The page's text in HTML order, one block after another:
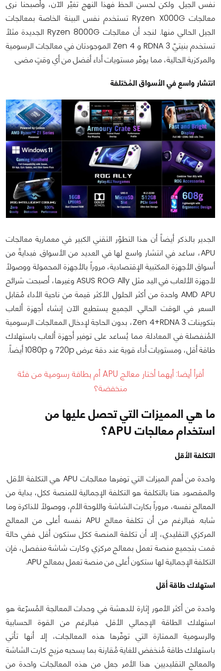
نفس الجيل. ولكن لحسن الحظ فهذا النهج تغيّر الآن، وأصبحنا نرى
معالجات Ryzen X000G تستخدم نفس البينة الخاصة بمعالجات
الجيل الحالي منها. لنجد أن معالجات Ryzen 8000G الجديدة مثلاً
تستخدم بنيتيّ RDNA 3 و Zen 4 الموجودتان في معالجات الرسومية
والمركزية الحالية، مما يوفّر مستويات أداء أفضل من أي وقتٍ مضى.
انتشار واسع في الأسواق المُختلفة
الجدير بالذكر أيضاً أن هذا التطوّر التقني الكبير في معمارية معالجات
APU، ساعد في انتشار واسع لها في العديد من الأسواق. فبدايةً من
أسواق الأجهزة المكتبية الإقتصادية، مروراً بالأجهزة المحمولة ووصولاً
لأجهزة الألعاب في اليد مثل ASUS ROG Ally وغيرها، أصبحت شرائح
AMD APU واحدة من أكثر الحلول الأكثر قيمة من ناحية الأداء مُقابل
السعر في الوقت الحالي. الجميع يستطيع الآن إنشاء أجهزة ألعاب
بتكوينات Zen 4+RDNA 3، بدون الحاجة لإدخال المعالجات الرسومية
المُنفصلة في المعادلة. مما يُساعد على توفير أجهزة ألعاب باستهلاك
طاقة أقل، ومستويات أداء قوية عند دقة عرض 720p و 1080p أيضاً.
أقرأ أيضا:
أيهما أختار معالج APU أم بطاقة رسومية من فئة
منخفضة؟
ما هي المميزات التي تحصل عليها من
استخدام معالجات APU؟
التكلفة الأقل
واحدة من أهم الميزات التي توفرها معالجات APU هي التكلفة الأقل.
والمقصود هنا بالتكلفة هو التكلفة الإجمالية للمنصة ككل، بداية من
المعالج نفسه، مروراً بكارت الشاشة واللوحة الأم، ووصولاً للذاكرة وما
شابه. فبالرغم من أن تكلفة معالج APU نفسه أعلى من المعالج
المركزي التقليدي، إلا أن تكلفة المنصة ككل ستكون أقل. ففي حالة
قمت بتجميع منصة تعمل بمعالج مركزي وكارت شاشة منفصل، فإن
التكلفة الإجمالية لها ستكون أعلى من منصة تعمل بمعالج APU.
استهلاك طاقة أقل
واحدة من أكثر الأمور إثارة للدهشة في وحدات المعالجة المُسرّعة هو
استهلاك الطاقة الإجمالي الأقل. فبالرغم من القوة الحسابية
والرسومية الممتازة التي توفّرها هذه المعالجات، إلا أنها تأتي
باستهلاك طاقة مُنخفض للغاية مُقارنة بما يسحبه مزيج كارت الشاشة
والمعالج التقليديين. هذا الأمر جعل من هذه المعالجات واحدة من